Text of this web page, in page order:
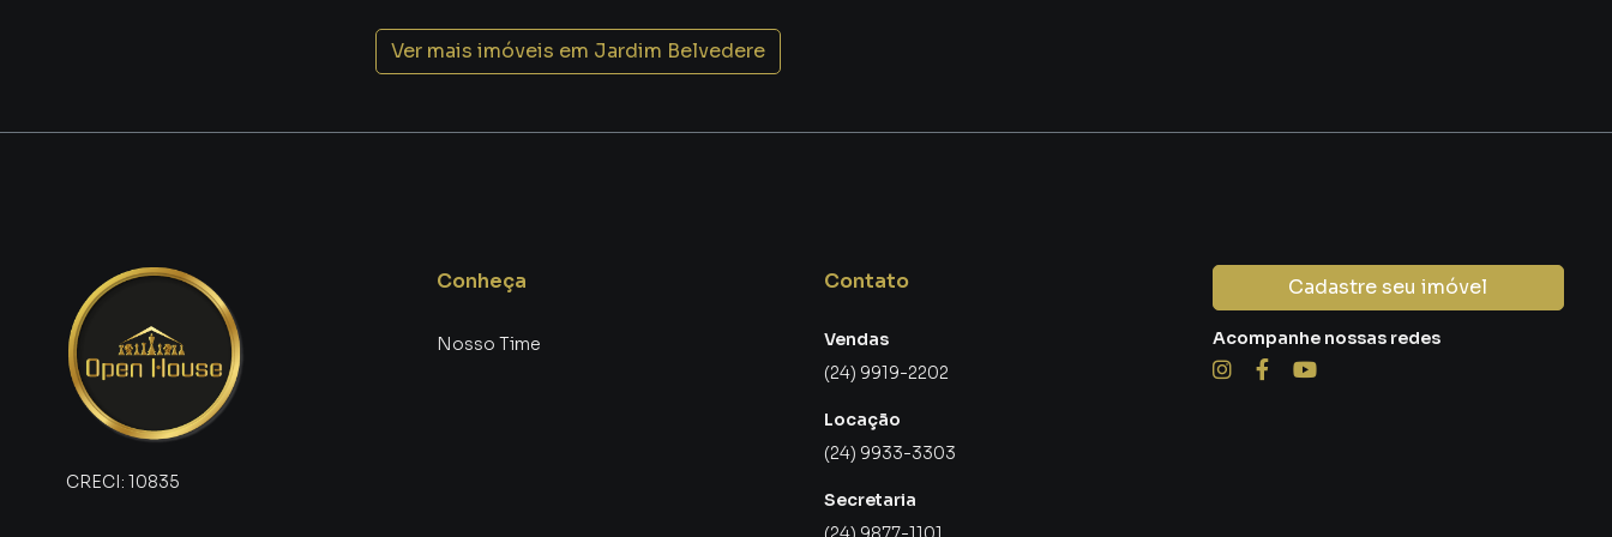
🚗 Mobilidade facilitada para outras regiões da cidade
✨ O silêncio predomina
✨ A vizinhança é acolhedora
✨ A sensação de segurança é constante
✨ O contato com a natureza está presente
É o tipo de lugar ideal para quem quer fugir do estresse dos grandes centros sem abrir mão da
comodidade urbana 🌿🚶‍♂️.
Ver mais imóveis em Jardim Belvedere
CRECI: 10835
Conheça
Nosso Time
Contato
Vendas
(24) 9919-2202
Locação
(24) 9933-3303
Secretaria
Cadastre seu imóvel
Acompanhe nossas redes